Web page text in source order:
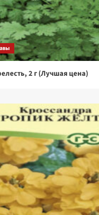
2 г (Лучшая цена)